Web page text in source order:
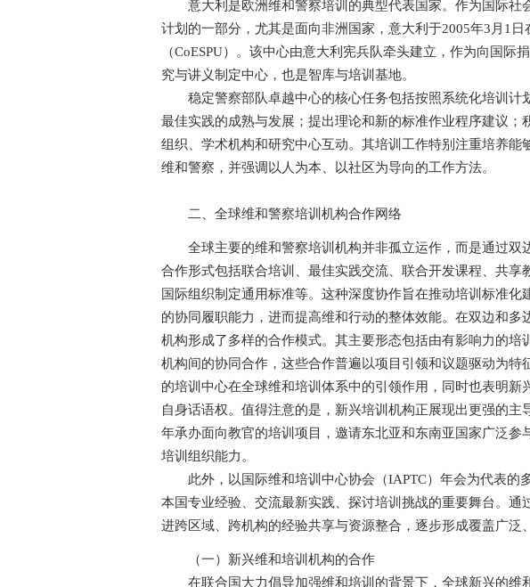
意大利是欧洲维和警察培训的典型代表国家。作为国际社
计划的一部分，尤其是面向非洲国家，意大利于2005年3月1
（CoESPU）。该中心由意大利宪兵队牵头建立，作为向国际
究与讲义制定中心，也是智库与培训基地。
稳定警察部队卓越中心的核心任务包括按照系统化培训计
最佳实践的成熟与发展；提出理论和新的标准作业程序建议；
组织、学术机构和研究中心互动。其培训工作特别注重培养能
维和警察，并强调以人为本、以社区为导向的工作方法。
二、全球维和警察培训机构合作网络
全球主要的维和警察培训机构并非孤立运作，而是通过双
合作形式包括联合培训、最佳实践交流、联合开发课程、共享
国际组织制定通用标准等。这种深度协作旨在推动培训标准化
的协同履职能力，进而提高维和行动的整体效能。在双边和多
机构形成了多样的合作模式。其主要形态包括由有影响力的培
机构间的协同合作，这些合作普遍以项目引领和议题驱动为特
的培训中心在全球维和培训体系中的引领作用，同时也表明新
自身话语权。值得注意的是，新兴培训机构正展现出更强的主
年承办面向教官的培训项目，邀请东北亚和东南亚国家广泛参
培训组织能力。
此外，以国际维和培训中心协会（IAPTC）年会为代表的
本国专业经验、交流最新实践、探讨培训挑战的重要舞台。通
进跨区域、跨机构的经验共享与资源整合，逐步形成覆盖广泛
（一）新兴维和培训机构的合作
在联合国大力倡导加强维和培训的背景下，全球新兴的维